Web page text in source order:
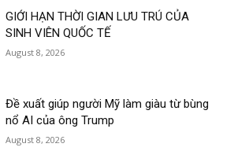
GIỚI HẠN THỜI GIAN LƯU TRÚ CỦA
SINH VIÊN QUỐC TẾ
August 8, 2026
Đề xuất giúp người Mỹ làm giàu từ bùng
nổ AI của ông Trump
August 8, 2026